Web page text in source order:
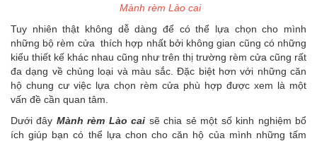
Mành rèm Lào cai
Tuy nhiên thật không dễ dàng để có thể lựa chọn cho mình
những bộ rèm cửa thích hợp nhất bởi không gian cũng có những
kiểu thiết kế khác nhau cũng như trên thị trường rèm cửa cũng rất
đa dạng về chủng loại và màu sắc. Đặc biệt hơn với những căn
hộ chung cư việc lựa chọn rèm cửa phù hợp được xem là một
vấn đề cần quan tâm.
Dưới đây Mành rèm Lào cai sẽ chia sẻ một số kinh nghiệm bổ
ích giúp bạn có thể lựa chon cho căn hộ của mình những tấm